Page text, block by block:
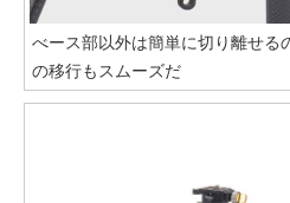
べース部以外は簡単に切り離せる
の移行もスムーズだ